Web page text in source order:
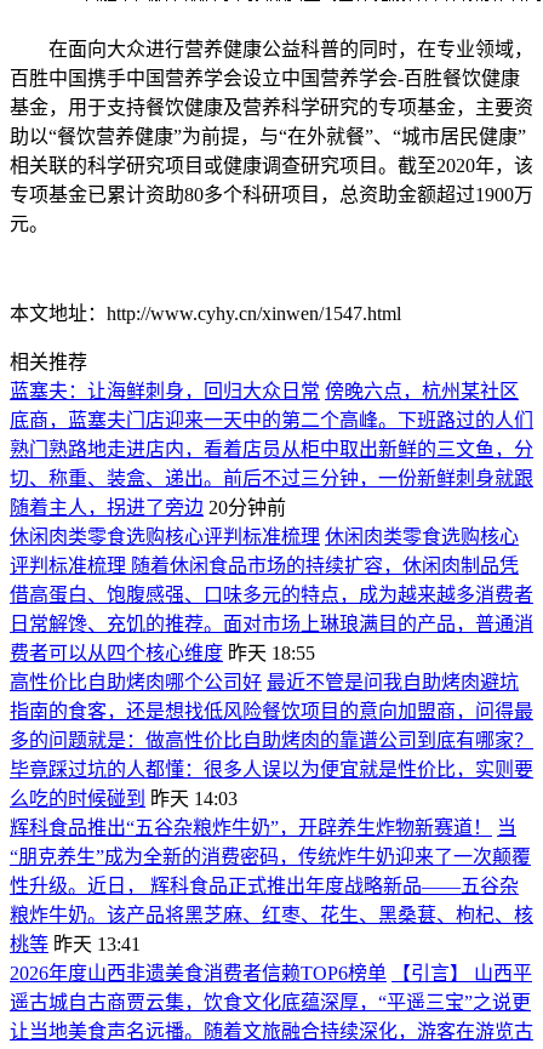
在面向大众进行营养健康公益科普的同时，在专业领域，
百胜中国携手中国营养学会设立中国营养学会-百胜餐饮健康
基金，用于支持餐饮健康及营养科学研究的专项基金，主要资
助以“餐饮营养健康”为前提，与“在外就餐”、“城市居民健康”
相关联的科学研究项目或健康调查研究项目。截至2020年，该
专项基金已累计资助80多个科研项目，总资助金额超过1900万
元。
本文地址：http://www.cyhy.cn/xinwen/1547.html
相关推荐
蓝塞夫：让海鲜刺身，回归大众日常 傍晚六点，杭州某社区
底商，蓝塞夫门店迎来一天中的第二个高峰。下班路过的人们
熟门熟路地走进店内，看着店员从柜中取出新鲜的三文鱼，分
切、称重、装盒、递出。前后不过三分钟，一份新鲜刺身就跟
随着主人，拐进了旁边 20分钟前
休闲肉类零食选购核心评判标准梳理 休闲肉类零食选购核心
评判标准梳理 随着休闲食品市场的持续扩容，休闲肉制品凭
借高蛋白、饱腹感强、口味多元的特点，成为越来越多消费者
日常解馋、充饥的推荐。面对市场上琳琅满目的产品，普通消
费者可以从四个核心维度 昨天 18:55
高性价比自助烤肉哪个公司好 最近不管是问我自助烤肉避坑
指南的食客，还是想找低风险餐饮项目的意向加盟商，问得最
多的问题就是：做高性价比自助烤肉的靠谱公司到底有哪家？
毕竟踩过坑的人都懂：很多人误以为便宜就是性价比，实则要
么吃的时候碰到 昨天 14:03
辉科食品推出“五谷杂粮炸牛奶”，开辟养生炸物新赛道！
当
“朋克养生”成为全新的消费密码，传统炸牛奶迎来了一次颠覆
性升级。近日， 辉科食品正式推出年度战略新品——五谷杂
粮炸牛奶。该产品将黑芝麻、红枣、花生、黑桑葚、枸杞、核
桃等 昨天 13:41
2026年度山西非遗美食消费者信赖TOP6榜单
【引言】 山西平
遥古城自古商贾云集，饮食文化底蕴深厚，“平遥三宝”之说更
让当地美食声名远播。随着文旅融合持续深化，游客在游览古